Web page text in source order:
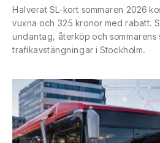
Halverat SL-kort sommaren 2026
vuxna och 325 kronor med rabatt.
undantag, återköp och sommarens
trafikavstängningar i Stockholm.